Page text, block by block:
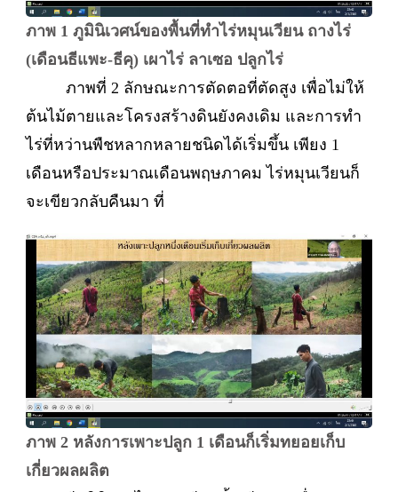
ภาพ 1 ภูมินิเวศน์ของพื้นที่ทำไร่หมุนเวียน ถางไร่
(เดือนธีแพะ-ธีคุ) เผาไร่ ลาเซอ ปลูกไร่
ภาพที่ 2 ลักษณะการตัดตอที่ตัดสูง เพื่อไม่ให้
ต้นไม้ตายและโครงสร้างดินยังคงเดิม และการทำ
ไร่ที่หว่านพืชหลากหลายชนิดได้เริ่มขึ้น เพียง 1
เดือนหรือประมาณเดือนพฤษภาคม ไร่หมุนเวียนก็
จะเขียวกลับคืนมา ที่
ภาพ 2 หลังการเพาะปลูก 1 เดือนก็เริ่มทยอยเก็บ
เกี่ยวผลผลิต